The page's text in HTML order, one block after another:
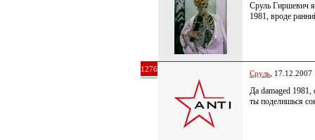
Сруль Гиршевич я
1981, вроде
1276 Сруль ,
Да damaged
ты поделишься